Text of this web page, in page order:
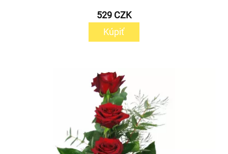
529 CZK
Kúpiť